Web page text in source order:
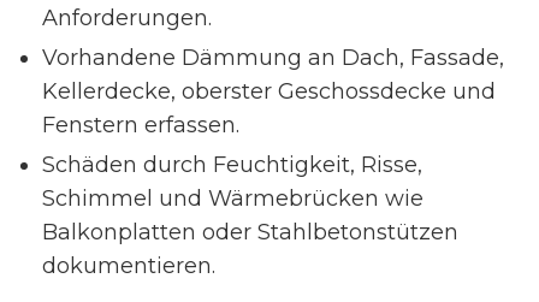
Anforderungen.
Vorhandene Dämmung an Dach, Fassade,
Kellerdecke, oberster Geschossdecke und
Fenstern erfassen.
Schäden durch Feuchtigkeit, Risse,
Schimmel und Wärmebrücken wie
Balkonplatten oder Stahlbetonstützen
dokumentieren.